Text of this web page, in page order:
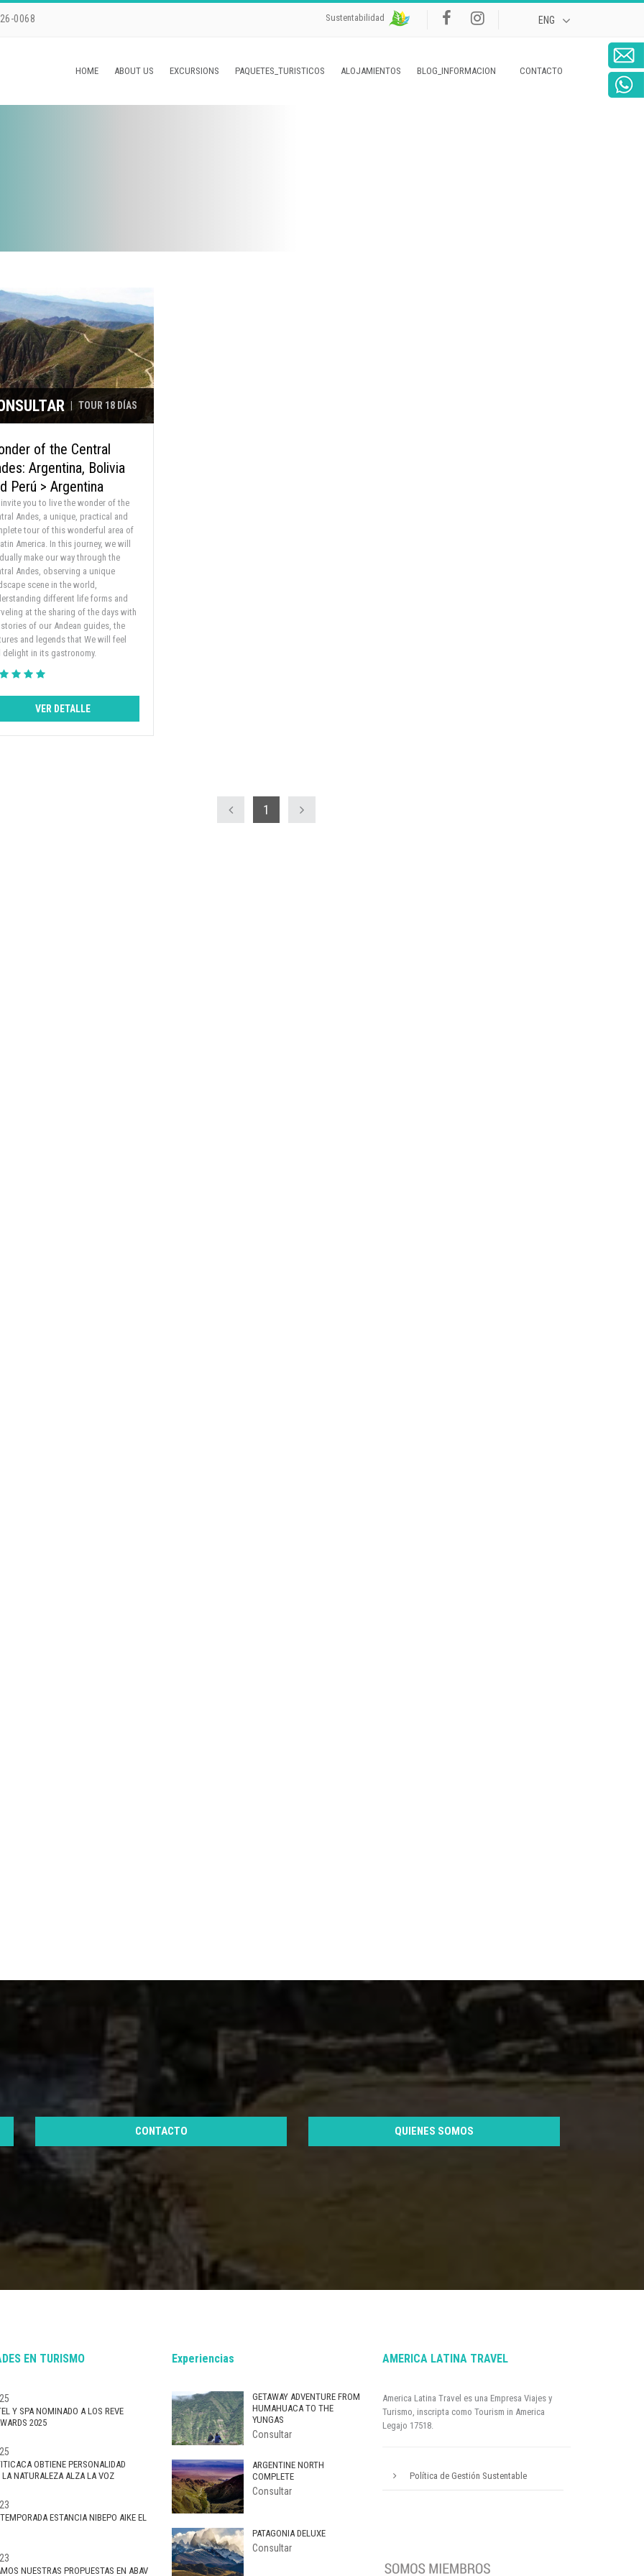
0068 Sustentabilidad
HOME ABOUT US EXCURSIONS PAQUETES_TURISTICOS ALOJAMIENTOS BLOG_INFORMACION CONTACTO
TOUR 18 DÍAS
of the Central
Argentina, Bolivia
Perú > Argentina
invite you to live the wonder of the
Andes, a unique, practical and
tour of this wonderful area of
America. In this journey, we will
make our way through the
Andes, observing a unique
scene in the world,
different life forms and
at the sharing of the days with
of our Andean guides, the
and legends that We will feel
delight in its gastronomy.
VER DETALLE
1
CONTACTO QUIENES SOMOS
EN TURISMO
Y SPA NOMINADO A LOS REVE
2025
OBTIENE PERSONALIDAD
NATURALEZA ALZA LA VOZ
ESTANCIA NIBEPO AIKE EL
NUESTRAS PROPUESTAS EN ABAV
Experiencias
GETAWAY ADVENTURE FROM
HUMAHUACA TO THE
YUNGAS
Consultar
ARGENTINE NORTH
COMPLETE
Consultar
PATAGONIA DELUXE
Consultar
AMERICA LATINA TRAVEL
America Latina Travel es una Empresa Viajes y
Turismo, inscripta como Tourism in America
Legajo 17518.
Política de Gestión Sustentable